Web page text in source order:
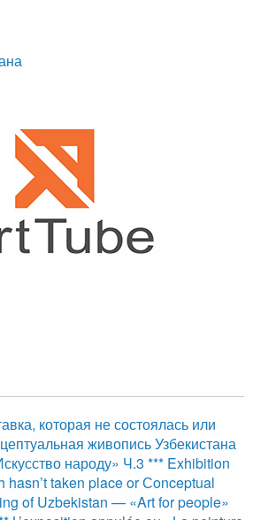
которая не состоялась или
живопись Узбекистана
народу» Ч.3 *** Exhibition
hasn’t taken place or Сonceptual
of Uzbekistan — «Art for people»